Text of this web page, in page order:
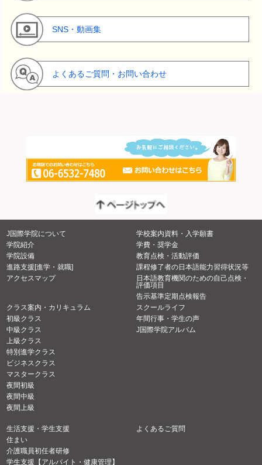
SNS・動画集
よくあるご質問・お問い合わせ
J国際学院について
学院紹介
学院設備
進路支援[進学・就職]
アクセスマップ
学校案内資料・入学願書
学費・奨学金
教育点検・活動評価
課程修了者の日本語能力習得状況等
日本語教育機関のための自己点検・
評価項目
告示基準定期点検報告
クラス案内・カリキュラム
初級クラス
中級クラス
上級クラス
特別進学クラス
ビジネスクラス
マスタークラス
夜間初級
夜間中級
夜間上級
スクールライフ
年間行事・学生の声
J国際学院アルバム
生活支援・学生支援
住まい
介護職員初任者研修
学生支援【アルバイト・健康管理】
よくあるご質問